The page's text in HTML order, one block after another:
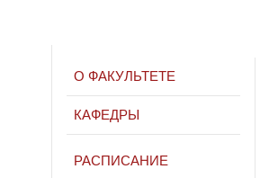
О ФАКУЛЬТЕТЕ
КАФЕДРЫ
РАСПИСАНИЕ